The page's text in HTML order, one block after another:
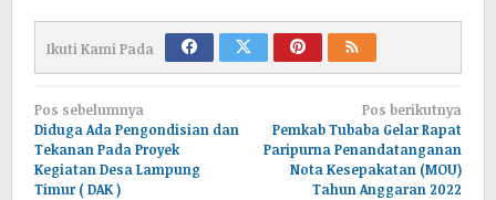
Ikuti Kami Pada
Navigasi
pos
Pos sebelumnya
Diduga Ada Pengondisian dan
Tekanan Pada Proyek
Kegiatan Desa Lampung
Timur ( DAK )
Pos berikutnya
Pemkab Tubaba Gelar Rapat
Paripurna Penandatanganan
Nota Kesepakatan (MOU)
Tahun Anggaran 2022